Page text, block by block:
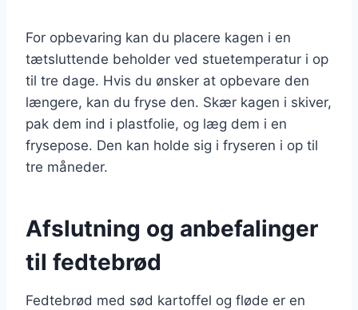
For opbevaring kan du placere kagen i en
tætsluttende beholder ved stuetemperatur i op
til tre dage. Hvis du ønsker at opbevare den
længere, kan du fryse den. Skær kagen i skiver,
pak dem ind i plastfolie, og læg dem i en
frysepose. Den kan holde sig i fryseren i op til
tre måneder.
Afslutning og anbefalinger
til fedtebrød
Fedtebrød med sød kartoffel og fløde er en